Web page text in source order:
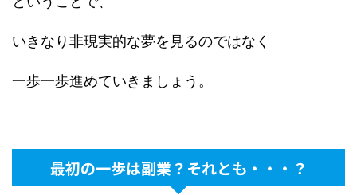
いきなり非現実的な夢を見るのではなく
一歩一歩進めていきましょう。
最初の一歩は副業？それとも・・・？